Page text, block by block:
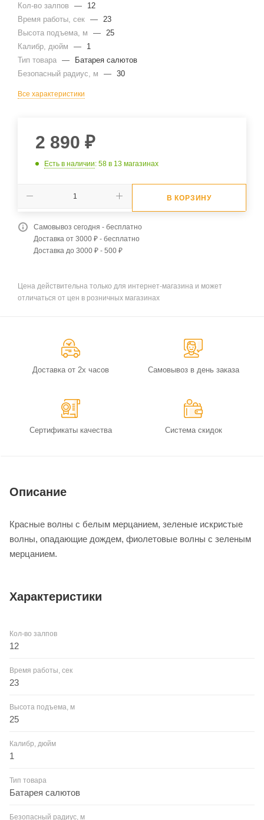
Кол-во залпов —
12
Время работы, сек — 23
Высота подъема, м
— 25
Калибр, дюйм
—
1
Тип товара —
Батарея салютов
Безопасный радиус, м
— 30
Все характеристики
2 890 ₽
Есть в наличии: 58 в 13 магазинах
В КОРЗИНУ
Самовывоз сегодня - бесплатно
Доставка от 3000 ₽ - бесплатно
Доставка до 3000 ₽ - 500 ₽
Цена действительна только для интернет-магазина и может
отличаться от цен в розничных магазинах
Доставка от 2х часов Самовывоз в день заказа
Сертификаты качества Система скидок
Описание
Красные волны с белым мерцанием, зеленые искристые
волны, опадающие дождем, фиолетовые волны с зеленым
мерцанием.
Характеристики
Кол-во залпов
12
Время работы, сек
23
Высота подъема, м
25
Калибр, дюйм
1
Тип товара
Батарея салютов
Безопасный радиус, м